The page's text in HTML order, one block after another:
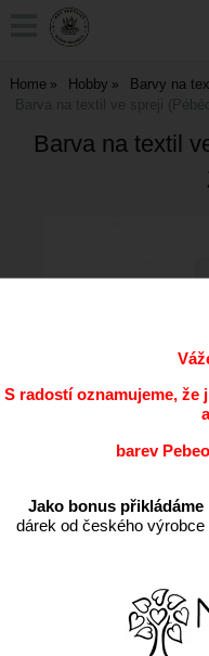
Home Hobby Barvy na
Barva na textil ve spreji
Barva na textil
S radostí oznamujeme, že
barev
Jako bonus přikládáme
dárek od českého